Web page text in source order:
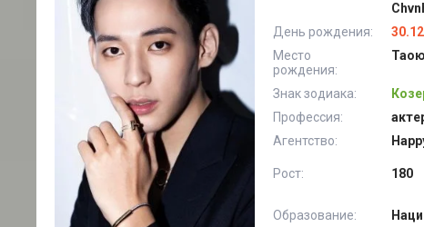
День рождения:
Место
рождения:
Знак зодиака:
Профессия:
Агентство:
Рост: 180
Образование: